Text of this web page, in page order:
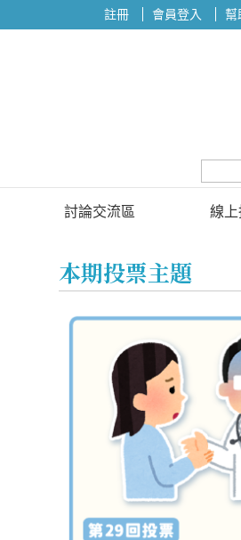
註冊 會員登入 幫
討論交流區
投票區
線上
本期投票主題